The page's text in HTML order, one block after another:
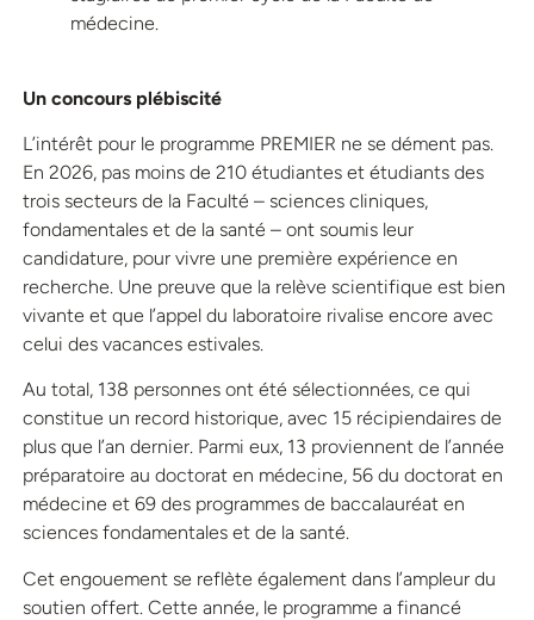
médecine.
Un concours plébiscité
L’intérêt pour le programme PREMIER ne se dément pas.
En 2026, pas moins de 210 étudiantes et étudiants des
trois secteurs de la Faculté – sciences cliniques,
fondamentales et de la santé – ont soumis leur
candidature, pour vivre une première expérience en
recherche. Une preuve que la relève scientifique est bien
vivante et que l’appel du laboratoire rivalise encore avec
celui des vacances estivales.
Au total, 138 personnes ont été sélectionnées, ce qui
constitue un record historique, avec 15 récipiendaires de
plus que l’an dernier. Parmi eux, 13 proviennent de l’année
préparatoire au doctorat en médecine, 56 du doctorat en
médecine et 69 des programmes de baccalauréat en
sciences fondamentales et de la santé.
Cet engouement se reflète également dans l’ampleur du
soutien offert. Cette année, le programme a financé